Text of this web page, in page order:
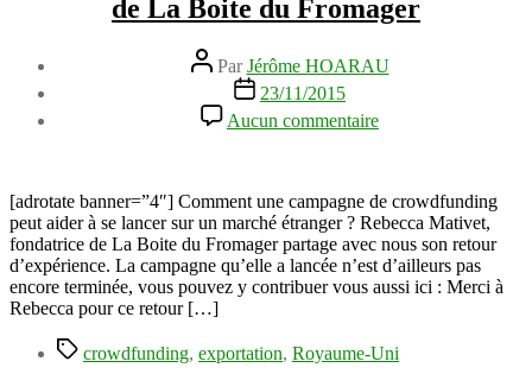
de La Boite du Fromager
Auteur
de
l’article
ParJérôme HOARAU
Date
l’article
23/11/2015
Aucun commentaire
S’exporter
avec
une
campagne
de
crowdfunding
de
[adrotate banner=”4″] Comment une campagne de crowdfunding
peut aider à se lancer sur un marché étranger ? Rebecca Mativet,
fondatrice de La Boite du Fromager partage avec nous son retour
d’expérience. La campagne qu’elle a lancée n’est d’ailleurs pas
encore terminée, vous pouvez y contribuer vous aussi ici : Merci à
Rebecca pour ce retour […]
Étiquettes
crowdfunding, exportation, Royaume-Uni